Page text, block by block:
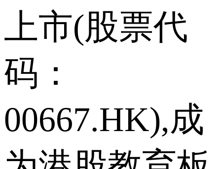
上市(股票代
码：
00667.HK),成